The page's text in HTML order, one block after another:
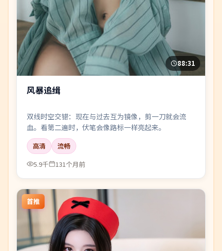
88:31
风暴追缉
双线时空交错：现在与过去互为镜像，剪一刀就会流
血。看第二遍时，伏笔会像路标一样亮起来。
高清
流畅
5.9千
131个月前
首推